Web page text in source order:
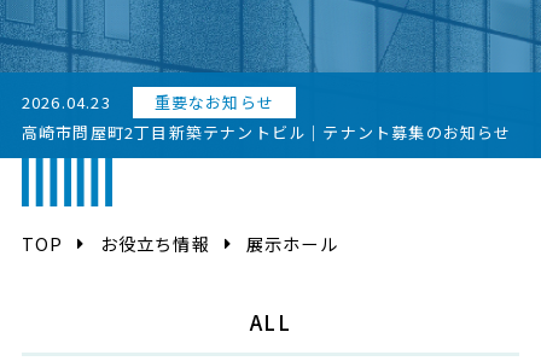
2026.04.23
重要なお知らせ
高崎市問屋町2丁目新築テナントビル｜テナント募集のお知らせ
TOP お役立ち情報 展示ホール
ALL